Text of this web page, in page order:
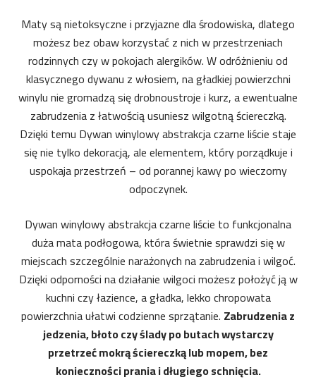
Maty są nietoksyczne i przyjazne dla środowiska, dlatego
możesz bez obaw korzystać z nich w przestrzeniach
rodzinnych czy w pokojach alergików. W odróżnieniu od
klasycznego dywanu z włosiem, na gładkiej powierzchni
winylu nie gromadzą się drobnoustroje i kurz, a ewentualne
zabrudzenia z łatwością usuniesz wilgotną ściereczką.
Dzięki temu Dywan winylowy abstrakcja czarne liście staje
się nie tylko dekoracją, ale elementem, który porządkuje i
uspokaja przestrzeń – od porannej kawy po wieczorny
odpoczynek.
Dywan winylowy abstrakcja czarne liście to funkcjonalna
duża mata podłogowa, która świetnie sprawdzi się w
miejscach szczególnie narażonych na zabrudzenia i wilgoć.
Dzięki odporności na działanie wilgoci możesz położyć ją w
kuchni czy łazience, a gładka, lekko chropowata
powierzchnia ułatwi codzienne sprzątanie. Zabrudzenia z
jedzenia, błoto czy ślady po butach wystarczy
przetrzeć mokrą ściereczką lub mopem, bez
konieczności prania i długiego schnięcia.